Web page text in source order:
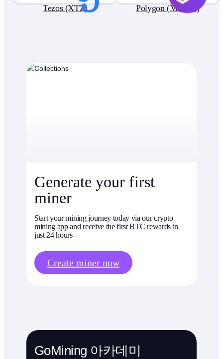
Tezos (XTZ) Polygon (MATIC)
Generate your first
miner
Start your mining journey today via our crypto
mining app and receive the first BTC rewards in
just 24 hours
Create miner now
GoMining 아카데미